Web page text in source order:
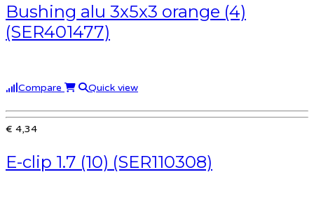
Bushing alu 3x5x3 orange (4)
(SER401477)
Compare Quick view
€ 4,34
E-clip 1.7 (10) (SER110308)